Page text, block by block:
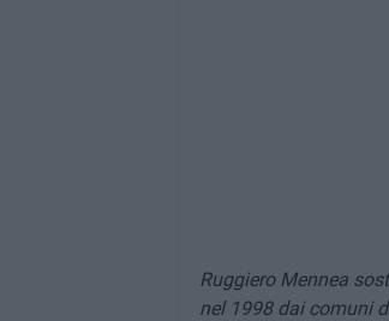
Ruggiero Mennea
nel 1998 dai comuni